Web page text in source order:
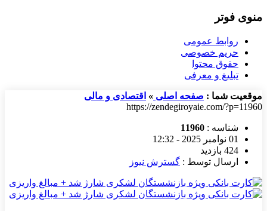
منوی فوتر
روابط عمومی
حریم خصوصی
حقوق محتوا
تبلیغ و معرفی
موقعیت شما : صفحه اصلی » اقتصادی و مالی
https://zendegiroyaie.com/?p=11960
شناسه : 11960
01 نوامبر 2025 - 12:32
424 بازدید
ارسال توسط : گسترش نیوز